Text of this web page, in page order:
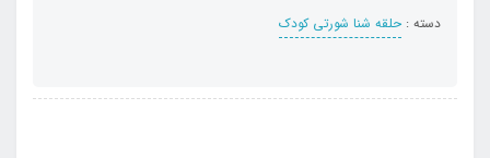
دسته : حلقه شنا شورتی کودک